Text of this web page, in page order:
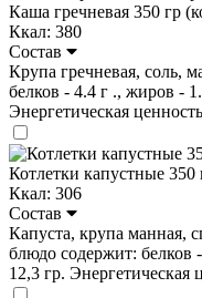
Каша гречневая 350 гр
Ккал: 380
Состав
Крупа гречневая, соль,
белков - 4.4 г ., жиров -
Энергетическая
Котлетки капустные 350
Ккал: 306
Состав
Капуста, крупа манная,
блюдо содержит: белков
12,3 гр. Энергетическая